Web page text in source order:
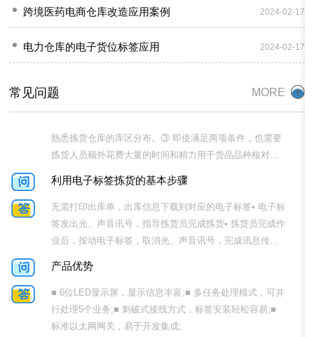
跨境医药电商仓库改造应用案例 2024-02-17
电力仓库的电子货位标签应用 2024-02-17
常见问题 MORE
类行业订单多，品种多，PTL都可以为该类行业的原材料仓
库解决拣选过程中的效率和准确性问题，并且可以与立体
库、机器人等设备连接，进一步提升原材料出库效率。
（记录）• 拣取出库单中下一品种（看单——下一品）• 循
环2-6的过程，直至结束• 其他：可能还会包括对批号、保
质期等的检查等
① 要求拣货人员必须熟悉被拣货品。② 要求拣货人员必须
熟悉拣货仓库的库区分布。③ 即使满足两项条件，也需要
拣货人员额外花费大量的时间和精力用于货品品种核对和
库位寻找。④ 即使最熟练的拣货人员，经过长时间的拣货
动，新员工又要花费很长的时间去熟悉货品品种和仓库的
库区分布。效率和准确率都无法的到保障。
无需打印出库单，出库信息下载到对应的电子标签• 电子标
签发出光、声音讯号，指导拣货员完成拣货• 拣货员完成作
业后，按动电子标签，取消光、声音讯号，完成讯息传回
控制系统• 拣货员按其他电子标签只是继续进行拣货电子标
作：• 看/听• 拣• 按
产品优势
■ 6位LED显示屏，显示信息丰富;■ 多任务处理模式，可并
行处理5个业务;■ 刺破式接线方式，标签安装轻松容易;■
标准以太网网关，易于开发集成;
ptl电子智能拣选系统特点？
1、高速度-每小时可处理1万件以上的货品；2、高精度-1毫
米级的定位精度；3、高效率-平均每小时可以处理1000箱
以上；4、低能耗-每台设备的用电量仅为0.5度；5、智能化
程度较高-可实现人机对话功能。
信号灯有哪些？